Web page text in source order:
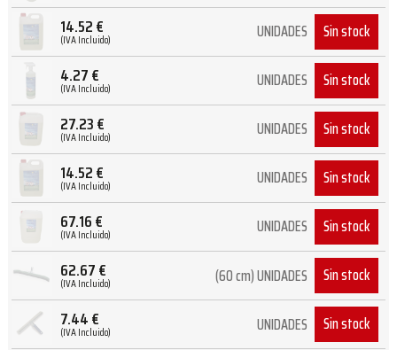
14.52€
(IVA Incluido) UNIDADES Sin stock
4.27€
(IVA Incluido) UNIDADES Sin stock
27.23€
(IVA Incluido) UNIDADES Sin stock
14.52€
(IVA Incluido) UNIDADES Sin stock
67.16€
(IVA Incluido) UNIDADES Sin stock
62.67€
(IVA Incluido) (60 cm) UNIDADES Sin stock
7.44€
(IVA Incluido) UNIDADES Sin stock